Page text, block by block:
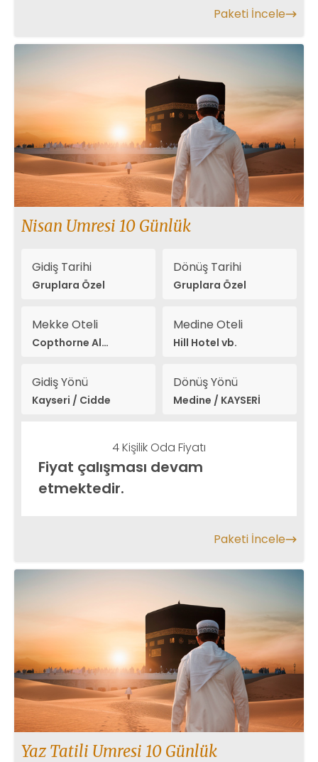
Paketi İncele
Nisan Umresi 10 Günlük
Gidiş Tarihi
Gruplara Özel
Dönüş Tarihi
Gruplara Özel
Mekke Oteli
Copthorne Al
Medine Oteli
Hill Hotel vb.
Gidiş Yönü
Kayseri / Cidde
Dönüş Yönü
Medine / KAYSERİ
4 Kişilik Oda Fiyatı
Fiyat çalışması devam
etmektedir.
Paketi İncele
Yaz Tatili Umresi 10 Günlük